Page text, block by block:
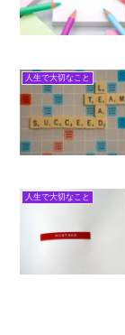
人生で大切なこと
人生で大切なこと